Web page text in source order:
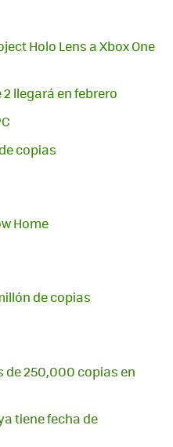
Holo Lens a Xbox One
llegará en febrero
copias
Home
de 250,000 copias en
tiene fecha de